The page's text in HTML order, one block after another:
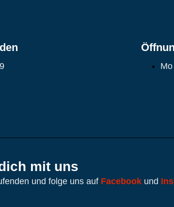
mit uns
und folge uns auf Facebook und